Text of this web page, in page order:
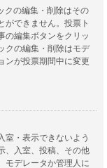
クの編集・削除はその
ができません。投票ト
の編集ボタンをクリッ
クの編集・削除はモデ
ンが投票期間中に変更
室・表示できないよう
、入室、投稿、その他
モデレータか管理人に